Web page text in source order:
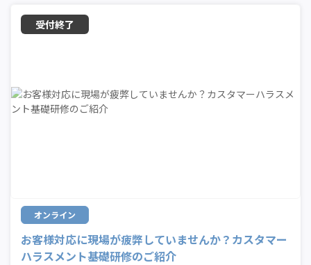
オンライン
お客様対応に現場が疲弊していませんか？カスタマー
ハラスメント基礎研修のご紹介